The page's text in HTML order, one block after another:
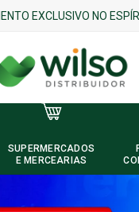
EXCLUSIVO NO
SUPERMERCADOS
E MERCEARIAS